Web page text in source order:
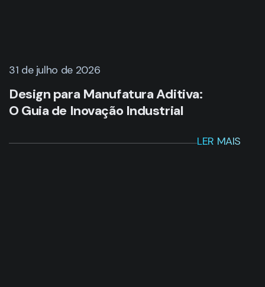
31 de julho de 2026
Design para Manufatura Aditiva:
O Guia de Inovação Industrial
LER MAIS